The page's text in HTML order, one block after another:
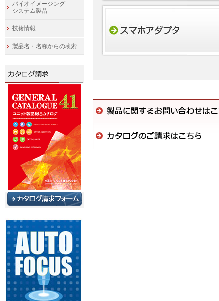
バイオイメージング
システム製品
技術情報
製品名・名称からの検索